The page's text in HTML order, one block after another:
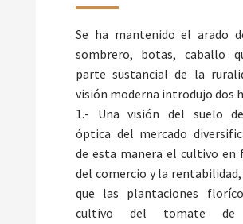
Se ha mantenido el arado
sombrero, botas, caballo
parte sustancial de la
visión moderna introdujo dos
1.- Una visión del suelo
óptica del mercado
de esta manera el cultivo en
del comercio y la
que las plantaciones
cultivo del tomate de